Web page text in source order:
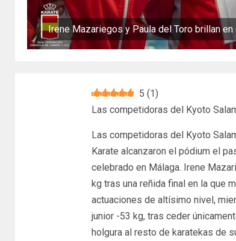
Irene Mazariegos y Paula del Toro brillan
5 (1)
Las competidoras del Kyoto
Las competidoras del Kyoto
Karate alcanzaron el pódium el
celebrado en Málaga. Irene
kg tras una reñida final en la que
actuaciones de altísimo nivel,
junior -53 kg, tras ceder
holgura al resto de karatekas de